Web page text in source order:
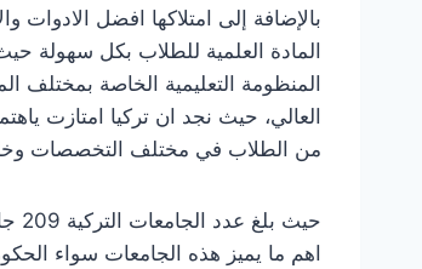
بالإضافة إلى امتلاكها افضل
المادة العلمية للطلاب بكل سهولة
المنظومة التعليمية الخاصة بمختلف
العالي، حيث نجد ان تركيا امتازت
من الطلاب في مختلف التخصصات
اهم ما يميز هذه الجامعات سواء